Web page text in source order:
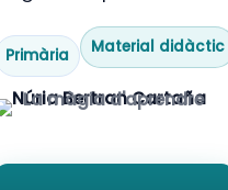
Primària Material didàctic
La màgia d'aprendre